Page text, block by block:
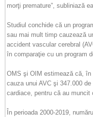
morţi premature”, subliniază
Studiul conchide că un
sau mai mult timp cauzează
accident vascular cerebral
în comparaţie cu un program
OMS şi OIM estimează că, în
cauza unui AVC şi 347.000
cardiace, pentru că au muncit
În perioada 2000-2019,